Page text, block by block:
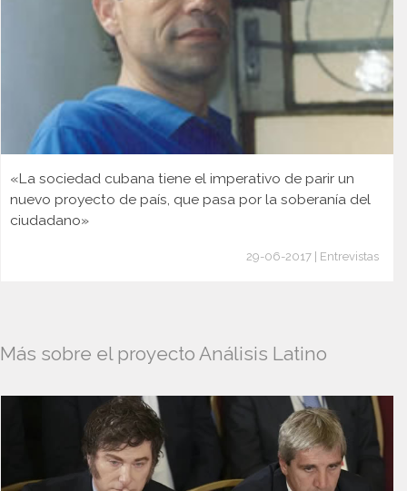
«La sociedad cubana tiene el imperativo de parir un
nuevo proyecto de país, que pasa por la soberanía del
ciudadano»
29-06-2017 | Entrevistas
Más sobre el proyecto Análisis Latino